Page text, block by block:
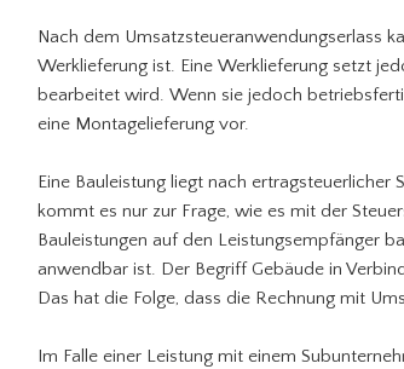
Nach dem Umsatzsteueranwendungserlass
Werklieferung ist. Eine Werklieferung setzt
bearbeitet wird. Wenn sie jedoch
eine Montagelieferung vor.
Eine Bauleistung liegt nach
kommt es nur zur Frage, wie es mit der
Bauleistungen auf den Leistungsempfänger
anwendbar ist. Der Begriff Gebäude in
Das hat die Folge, dass die Rechnung mit
Im Falle einer Leistung mit einem